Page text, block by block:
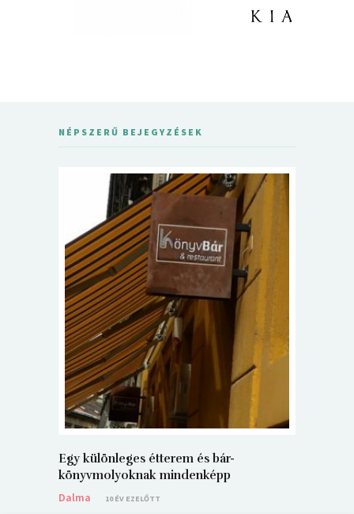
NÉPSZERŰ BEJEGYZÉSEK
Egy különleges étterem és bár-
könyvmolyoknak mindenképp
Dalma
10 ÉV EZELŐTT